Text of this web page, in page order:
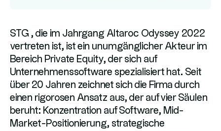
STG , die im Jahrgang Altaroc Odyssey 2022
vertreten ist, ist ein unumgänglicher Akteur im
Bereich Private Equity, der sich auf
Unternehmenssoftware spezialisiert hat. Seit
über 20 Jahren zeichnet sich die Firma durch
einen rigorosen Ansatz aus, der auf vier Säulen
beruht: Konzentration auf Software, Mid-
Market-Positionierung, strategische